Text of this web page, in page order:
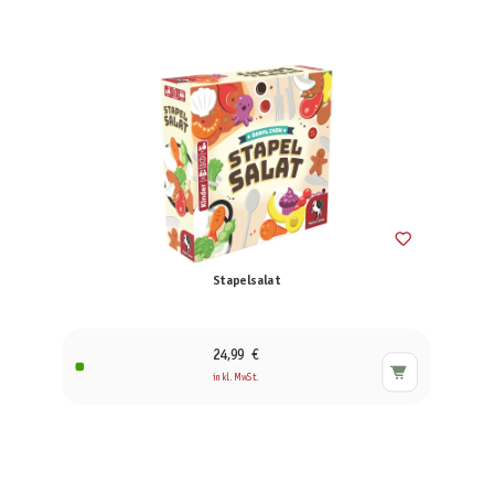
Stapelsalat
24,99 €
inkl. MwSt.